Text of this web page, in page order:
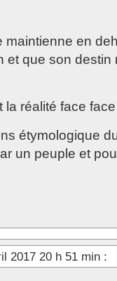
maintienne en
et que son
la réalité face
étymologique
un peuple et
2017 20 h 51 min :